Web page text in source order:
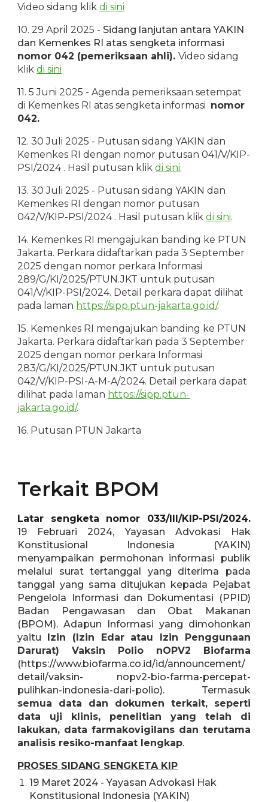
Video sidang klikdi sini
10. 29 April 2025 - Sidang lanjutan antara YAKIN
dan Kemenkes RI atas sengketa informasi
nomor 042 (pemeriksaan ahli).Video sidang
klikdi sini
11. 5 Juni 2025 -Agenda pemeriksaan setempat
di Kemenkes RI atas sengketa informasi nomor
042.
12. 30 Juli 2025 - Putusan sidang YAKIN dan
Kemenkes RI dengan nomor putusan041/V/KIP-
PSI/2024 . Hasil putusan klikdi sini.
13.30 Juli 2025 - Putusan sidang YAKIN dan
Kemenkes RI dengan nomor putusan
042/V/KIP-PSI/2024 . Hasil putusan klikdi sini.
14. Kemenkes RI mengajukan banding ke PTUN
Jakarta. Perkara didaftarkan pada 3 September
2025 dengan nomor perkara Informasi
289/G/KI/2025/PTUN.JKT untuk putusan
041/V/KIP-PSI/2024. Detail perkara dapat dilihat
pada laman https://sipp.ptun-jakarta.go.id/.
15. Kemenkes RI mengajukan banding ke PTUN
Jakarta. Perkara didaftarkan pada 3 September
2025 dengan nomor perkara Informasi
283/G/KI/2025/PTUN.JKT untuk putusan
042/V/KIP-PSI-A-M-A/2024. Detail perkara dapat
dilihat pada laman https://sipp.ptun-
jakarta.go.id/.
16. Putusan PTUN Jakarta
Terkait BPOM
Latar sengketa nomor 033/III/KIP-PSI/2024.
19 Februari 2024, Yayasan Advokasi Hak
Konstitusional Indonesia (YAKIN)
menyampaikan permohonan informasi publik
melalui surat tertanggal yang diterima pada
tanggal yang sama ditujukan kepada Pejabat
Pengelola Informasi dan Dokumentasi (PPID)
Badan Pengawasan dan Obat Makanan
(BPOM). Adapun Informasi yang dimohonkan
yaitu Izin (Izin Edar atau Izin Penggunaan
Darurat) Vaksin Polio nOPV2 Biofarma
(https://www.biofarma.co.id/id/announcement/
detail/vaksin- nopv2-bio-farma-percepat-
pulihkan-indonesia-dari-polio). Termasuk
semua data dan dokumen terkait, seperti
data uji klinis, penelitian yang telah di
lakukan, data farmakovigilans dan terutama
analisis resiko-manfaat lengkap.
PROSES SIDANG SENGKETA KIP
19 Maret 2024 - Yayasan Advokasi Hak
Konstitusional Indonesia (YAKIN)